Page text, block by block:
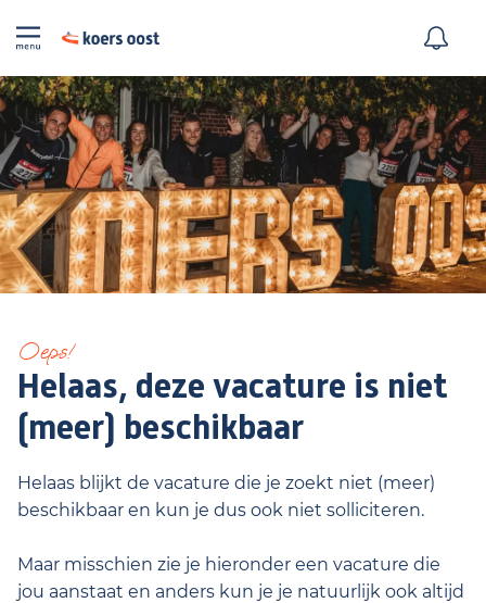
Oeps!
Helaas, deze vacature is niet
(meer) beschikbaar
Helaas blijkt de vacature die je zoekt niet (meer)
beschikbaar en kun je dus ook niet solliciteren.
Maar misschien zie je hieronder een vacature die
jou aanstaat en anders kun je je natuurlijk ook altijd